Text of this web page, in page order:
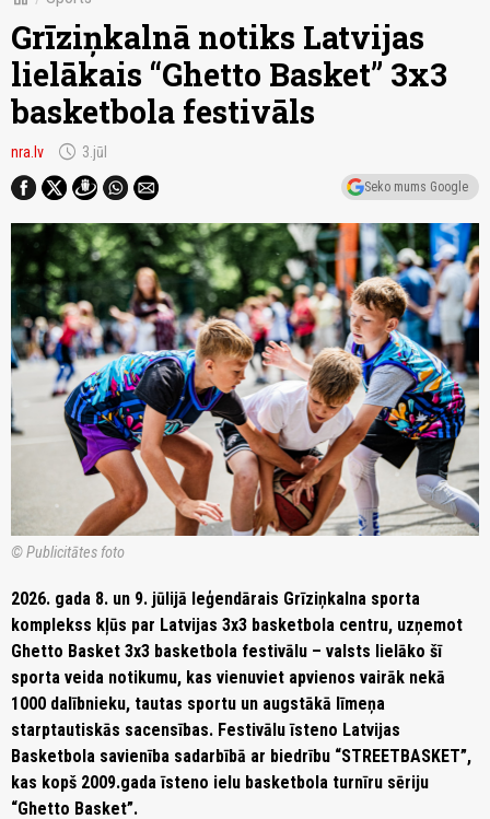
Grīziņkalnā notiks Latvijas
lielākais “Ghetto Basket” 3x3
basketbola festivāls
nra.lv schedule 3.jūl
Seko mums Google
© Publicitātes foto
2026. gada 8. un 9. jūlijā leģendārais Grīziņkalna sporta
komplekss kļūs par Latvijas 3x3 basketbola centru, uzņemot
Ghetto Basket 3x3 basketbola festivālu – valsts lielāko šī
sporta veida notikumu, kas vienuviet apvienos vairāk nekā
1000 dalībnieku, tautas sportu un augstākā līmeņa
starptautiskās sacensības. Festivālu īsteno Latvijas
Basketbola savienība sadarbībā ar biedrību “STREETBASKET”,
kas kopš 2009.gada īsteno ielu basketbola turnīru sēriju
“Ghetto Basket”.